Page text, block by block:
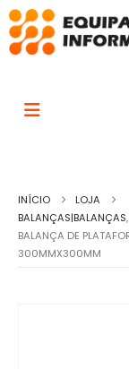
INÍCIO
LOJA
BALANÇAS|BALANÇAS,
BALANÇA DE
300MMX300MM